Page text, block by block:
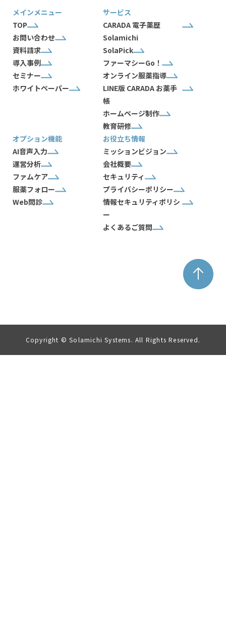
メインメニュー
TOP
お問い合わせ
資料請求
導入事例
セミナー
ホワイトペーパー
サービス
CARADA 電子薬歴
Solamichi
SolaPick
ファーマシーGo！
オンライン服薬指導
LINE版 CARADA お薬手
帳
ホームページ制作
教育研修
オプション機能
AI音声入力
運営分析
ファムケア
服薬フォロー
Web問診
お役立ち情報
ミッションビジョン
会社概要
セキュリティ
プライバシーポリシー
情報セキュリティポリシ
ー
よくあるご質問
Copyright © Solamichi Systems. All Rights Reserved.